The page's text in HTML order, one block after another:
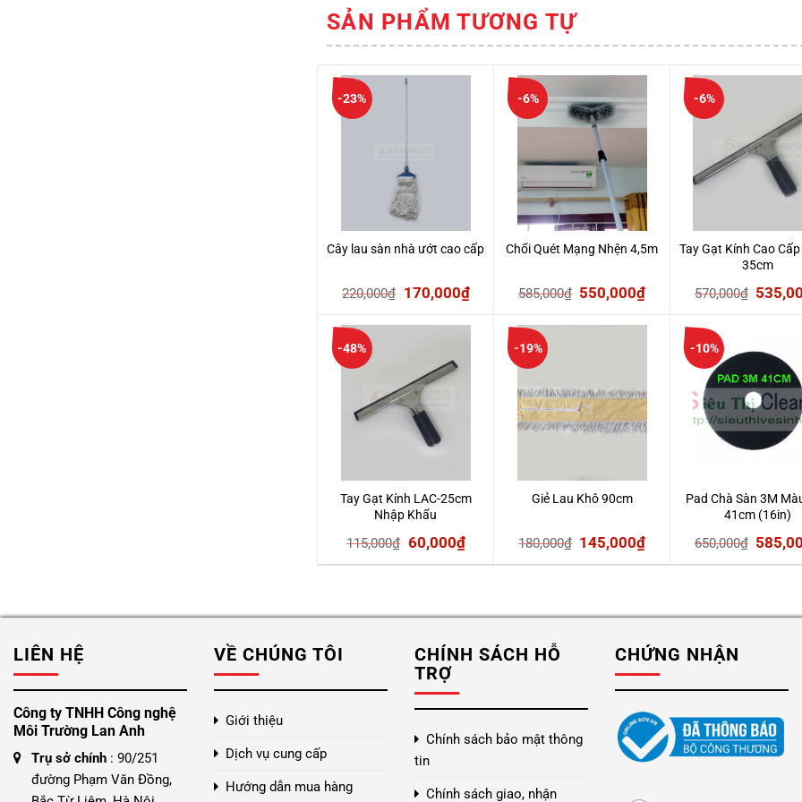
SẢN PHẨM TƯƠNG TỰ
-23%
Cây lau sàn nhà ướt cao cấp
220,000₫ Giá
gốc
220,000₫.
170,000₫Giá
hiện
170,000₫.
-6%
Chổi Quét Mạng Nhện 4,5m
585,000₫ Giá
gốc
550,000₫Giá
hiện
550,000₫.
-6%
Tay Gạt Kính Cao
35cm
570,000₫ Giá
gốc
-48%
Tay Gạt Kính LAC-25cm
Nhập Khẩu
115,000₫ Giá
gốc
115,000₫.
60,000₫Giá
hiện
là:
-19%
Giẻ Lau Khô 90cm
180,000₫ Giá
gốc
180,000₫.
145,000₫Giá
hiện
là:
-10%
Pad Chà Sàn 3M
41cm (16in)
650,000₫ Giá
gốc
LIÊN HỆ
Công ty TNHH Công nghệ
Môi Trường Lan Anh
Trụ sở chính : 90/251
đường Phạm Văn Đồng,
VỀ CHÚNG TÔI
Giới thiệu
Dịch vụ cung cấp
Hướng dẫn mua hàng
CHÍNH SÁCH HỖ
TRỢ
Chính sách bảo mật thông
tin
Chính sách giao, nhận
CHỨNG NHẬN